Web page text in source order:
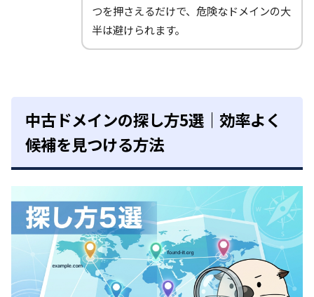
つを押さえるだけで、危険なドメインの大
半は避けられます。
中古ドメインの探し方5選｜効率よく
候補を見つける方法